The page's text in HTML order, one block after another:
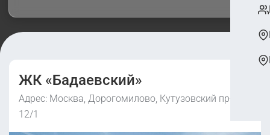
ЖК «Бадаевский»
Адрес: Москва, Дорогомилово, Кутузовский пр-т,
12/1